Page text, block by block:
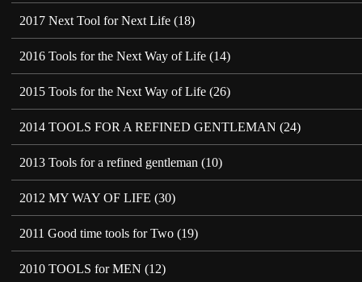
2017 Next Tool for Next Life (18)
2016 Tools for the Next Way of Life (14)
2015 Tools for the Next Way of Life (26)
2014 TOOLS FOR A REFINED GENTLEMAN (24)
2013 Tools for a refined gentleman (10)
2012 MY WAY OF LIFE (30)
2011 Good time tools for Two (19)
2010 TOOLS for MEN (12)